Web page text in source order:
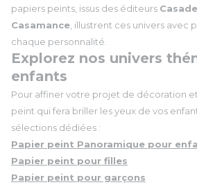
papiers peints, issus des éditeurs
Casamance , illustrent ces univers avec
chaque personnalité.
Explorez nos univers
enfants
Pour affiner votre projet de décoration
peint qui fera briller les yeux de vos
sélections dédiées :
Papier peint Panoramique pour
Papier peint pour filles
Papier peint pour garçons